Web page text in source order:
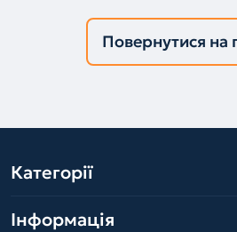
Повернутися на
Категорії
Інформація